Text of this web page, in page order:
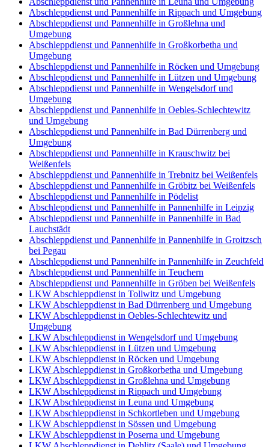
Abschleppdienst und Pannenhilfe in Rippach und Umgebung
Abschleppdienst und Pannenhilfe in Großlehna und
Umgebung
Abschleppdienst und Pannenhilfe in Großkorbetha und
Umgebung
Abschleppdienst und Pannenhilfe in Röcken und Umgebung
Abschleppdienst und Pannenhilfe in Lützen und Umgebung
Abschleppdienst und Pannenhilfe in Wengelsdorf und
Umgebung
Abschleppdienst und Pannenhilfe in Oebles-Schlechtewitz
und Umgebung
Abschleppdienst und Pannenhilfe in Bad Dürrenberg und
Umgebung
Abschleppdienst und Pannenhilfe in Krauschwitz bei
Weißenfels
Abschleppdienst und Pannenhilfe in Trebnitz bei Weißenfels
Abschleppdienst und Pannenhilfe in Gröbitz bei Weißenfels
Abschleppdienst und Pannenhilfe in Pödelist
Abschleppdienst und Pannenhilfe in Pannenhilfe in Leipzig
Abschleppdienst und Pannenhilfe in Pannenhilfe in Bad
Lauchstädt
Abschleppdienst und Pannenhilfe in Pannenhilfe in Groitzsch
bei Pegau
Abschleppdienst und Pannenhilfe in Pannenhilfe in Zeuchfeld
Abschleppdienst und Pannenhilfe in Teuchern
Abschleppdienst und Pannenhilfe in Gröben bei Weißenfels
LKW Abschleppdienst in Tollwitz und Umgebung
LKW Abschleppdienst in Bad Dürrenberg und Umgebung
LKW Abschleppdienst in Oebles-Schlechtewitz und
Umgebung
LKW Abschleppdienst in Wengelsdorf und Umgebung
LKW Abschleppdienst in Lützen und Umgebung
LKW Abschleppdienst in Röcken und Umgebung
LKW Abschleppdienst in Großkorbetha und Umgebung
LKW Abschleppdienst in Großlehna und Umgebung
LKW Abschleppdienst in Rippach und Umgebung
LKW Abschleppdienst in Leuna und Umgebung
LKW Abschleppdienst in Schkortleben und Umgebung
LKW Abschleppdienst in Sössen und Umgebung
LKW Abschleppdienst in Poserna und Umgebung